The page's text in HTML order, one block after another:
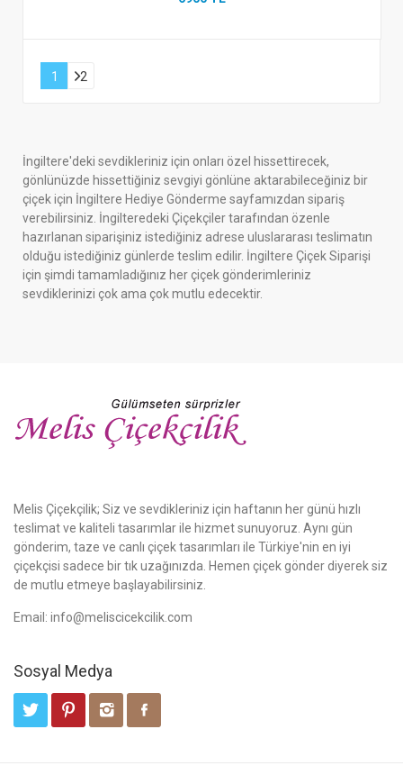
1 2
İngiltere'deki sevdikleriniz için onları özel hissettirecek,
gönlünüzde hissettiğiniz sevgiyi gönlüne aktarabileceğiniz bir
çiçek için İngiltere Hediye Gönderme sayfamızdan sipariş
verebilirsiniz. İngilteredeki Çiçekçiler tarafından özenle
hazırlanan siparişiniz istediğiniz adrese uluslararası teslimatın
olduğu istediğiniz günlerde teslim edilir. İngiltere Çiçek Siparişi
için şimdi tamamladığınız her çiçek gönderimleriniz
sevdiklerinizi çok ama çok mutlu edecektir.
Melis Çiçekçilik; Siz ve sevdikleriniz için haftanın her günü hızlı
teslimat ve kaliteli tasarımlar ile hizmet sunuyoruz. Aynı gün
gönderim, taze ve canlı çiçek tasarımları ile Türkiye'nin en iyi
çiçekçisi sadece bir tık uzağınızda. Hemen çiçek gönder diyerek siz
de mutlu etmeye başlayabilirsiniz.
Email: info@meliscicekcilik.com
Sosyal Medya